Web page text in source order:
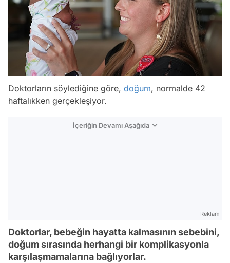
Doktorların söylediğine göre, doğum, normalde 42
haftalıkken gerçekleşiyor.
İçeriğin Devamı Aşağıda
Reklam
Doktorlar, bebeğin hayatta kalmasının sebebini,
doğum sırasında herhangi bir komplikasyonla
karşılaşmamalarına bağlıyorlar.